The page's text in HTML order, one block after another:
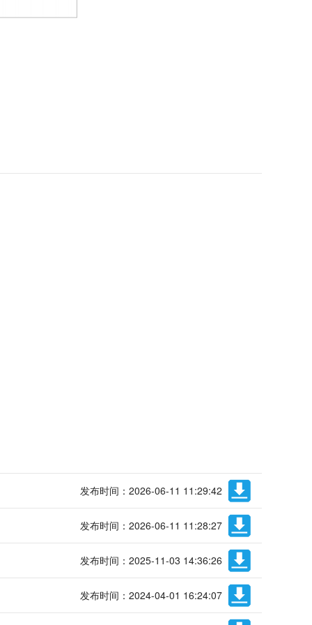
发布时间：2026-06-11 11:29:42
发布时间：2026-06-11 11:28:27
发布时间：2025-11-03 14:36:26
发布时间：2024-04-01 16:24:07